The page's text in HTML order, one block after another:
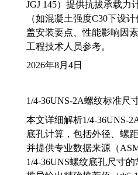
JGJ 145）提供抗拔承载力
（如混凝土强度C30下设
盖安装要点、性能影响因
工程技术人员参考。
2026年8月4日
1/4-36UNS-2A螺纹标准尺
本文详细解析1/4-36UNS-
底孔计算，包括外径、螺
并提供专业数据来源（
1/4-36UNS螺纹底孔尺寸